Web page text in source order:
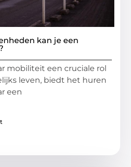
kan je een
mobiliteit een cruciale rol
leven, biedt het huren
een